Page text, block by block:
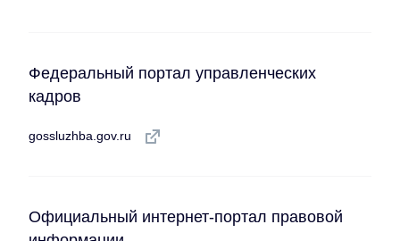
Федеральный портал управленческих
кадров
gossluzhba.gov.ru
Официальный интернет-портал правовой